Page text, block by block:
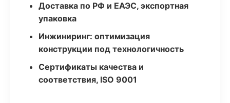
Доставка по РФ и ЕАЭС, экспортная
упаковка
Инжиниринг: оптимизация
конструкции под технологичность
Сертификаты качества и
соответствия, ISO 9001